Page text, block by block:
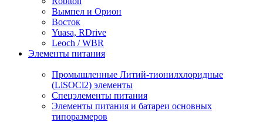
Вымпел и Орион
Восток
Yuasa, RDrive
Leoch / WBR
Элементы питания
Промышленные Литий-тионилхлоридные
(LiSOCl2) элементы
Спецэлементы питания
Элементы питания и батареи основных
типоразмеров